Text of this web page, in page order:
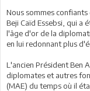
Nous sommes confiants
Beji Caïd Essebsi, qui a
l'âge d'or de la
en lui redonnant plus
L'ancien Président Ben
diplomates et autres
(MAE) du temps où il